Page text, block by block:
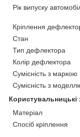
Рік випуску
Кріплення
Стан
Тип дефлектора
Колір дефлектора
Сумісність з маркою
Сумісність з
Користувальницькі
Матеріал
Спосіб кріплення